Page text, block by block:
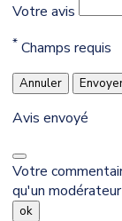
Votre avis
* Champs requis
Annuler
Avis envoyé
Votre
qu'un
ok